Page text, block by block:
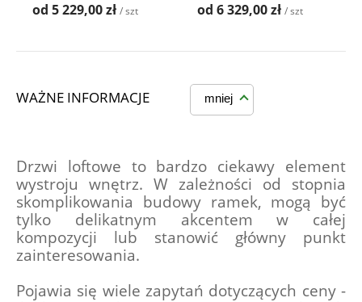
od 5 229,00 zł / szt od 6 329,00 zł / szt
WAŻNE INFORMACJE mniej
Drzwi loftowe to bardzo ciekawy element
wystroju wnętrz. W zależności od stopnia
skomplikowania budowy ramek, mogą być
tylko delikatnym akcentem w całej
kompozycji lub stanowić główny punkt
zainteresowania.
Pojawia się wiele zapytań dotyczących ceny -